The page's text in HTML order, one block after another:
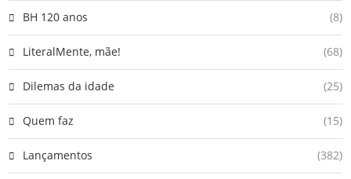
BH 120 anos (8)
LiteralMente, mãe! (68)
Dilemas da idade (25)
Quem faz (15)
Lançamentos (382)